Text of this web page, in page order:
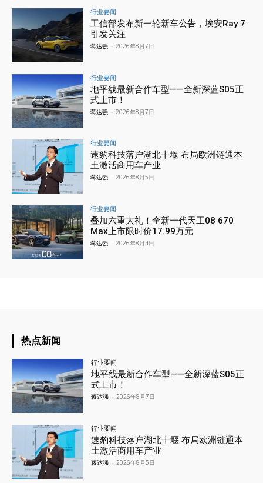
行业要闻
工信部发布新一轮新车公告，埃安Ray 7
引发关注
蒋达强 - 2026年8月7日
行业要闻
地平线最新合作车型——全新深蓝S05正
式上市！
蒋达强 - 2026年8月7日
行业要闻
速豹科技落户湖北十堰 布局欧洲链通本
土激活商用车产业
蒋达强 - 2026年8月5日
行业要闻
叠加六重大礼！全新一代天工08 670
Max上市限时价17.99万元
蒋达强 - 2026年8月4日
热点新闻
行业要闻
地平线最新合作车型——全新深蓝S05正
式上市！
蒋达强 - 2026年8月7日
行业要闻
速豹科技落户湖北十堰 布局欧洲链通本
土激活商用车产业
蒋达强 - 2026年8月5日